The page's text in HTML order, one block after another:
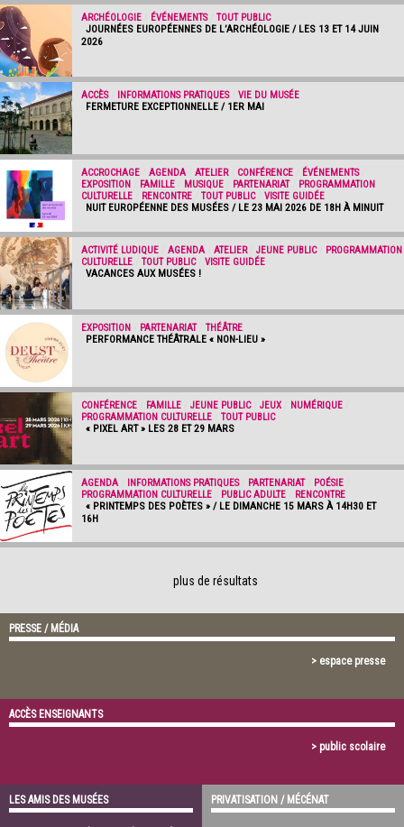
ARCHÉOLOGIE ÉVÉNEMENTS/ TOUT PUBLIC
JOURNÉES EUROPÉENNES DE L’ARCHÉOLOGIE / LES 13 ET 14 JUIN
2026
ACCÈS/ INFORMATIONS PRATIQUES/ VIE DU MUSÉE
FERMETURE EXCEPTIONNELLE / 1ER MAI
ACCROCHAGE AGENDA ATELIER/ CONFÉRENCE ÉVÉNEMENTS/
EXPOSITION
FAMILLE MUSIQUE PARTENARIAT/ PROGRAMMATION
CULTURELLE
RENCONTRE TOUT PUBLIC/ VISITE GUIDÉE
NUIT EUROPÉENNE DES MUSÉES / LE 23 MAI 2026 DE 18H À MINUIT
ACTIVITÉ LUDIQUE AGENDA ATELIER/ JEUNE PUBLIC/ PROGRAMMATION
CULTURELLE
TOUT PUBLIC/ VISITE GUIDÉE
VACANCES AUX MUSÉES !
EXPOSITION PARTENARIAT/ THÉÂTRE
PERFORMANCE THÉÂTRALE « NON-LIEU »
CONFÉRENCE FAMILLE JEUNE PUBLIC/ JEUX NUMÉRIQUE
PROGRAMMATION CULTURELLE
TOUT PUBLIC
« PIXEL ART » LES 28 ET 29 MARS
AGENDA INFORMATIONS PRATIQUES/ PARTENARIAT/ POÉSIE
PROGRAMMATION CULTURELLE
PUBLIC ADULTE RENCONTRE
« PRINTEMPS DES POÈTES » / LE DIMANCHE 15 MARS À 14H30 ET
16H
plus de résultats
PRESSE / MÉDIA
> espace presse
ACCÈS ENSEIGNANTS
> public scolaire
LES AMIS DES MUSÉES PRIVATISATION / MÉCÉNAT